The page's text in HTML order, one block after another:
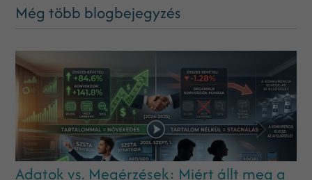
Még több blogbejegyzés
Adatok vs. Megérzések: Miért állt meg a